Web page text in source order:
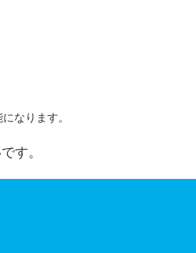
なります。
す。